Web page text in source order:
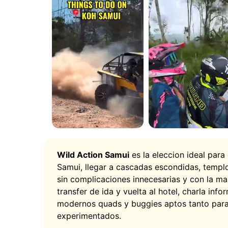
el quad de forma independiente (segun su
pasajeros o un adulto con un nino.
Como se realiza el Safari?
Por la manana a la hora programada, un
inicio de la excursion. Una charla detallada
Wild Action Samui es la eleccion ideal
Samui, llegar a cascadas escondidas,
sin complicaciones innecesarias y con la
transfer de ida y vuelta al hotel, charla
modernos quads y buggies aptos tanto
experimentados.